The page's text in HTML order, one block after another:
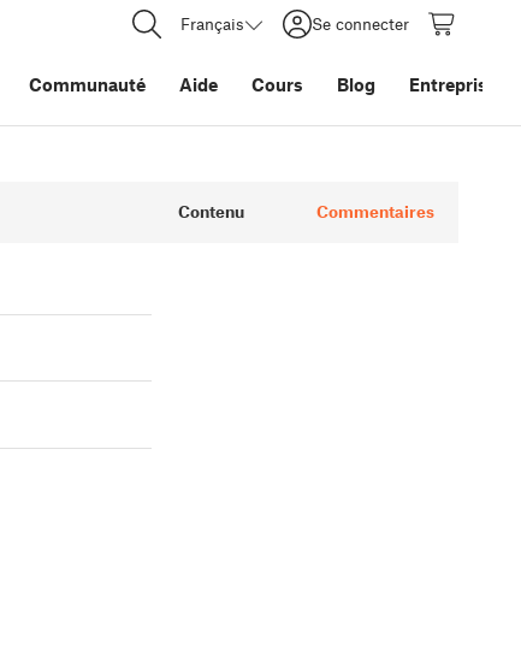
Français Se connecter
Communauté Aide Cours Blog Entreprise
Contenu Commentaires